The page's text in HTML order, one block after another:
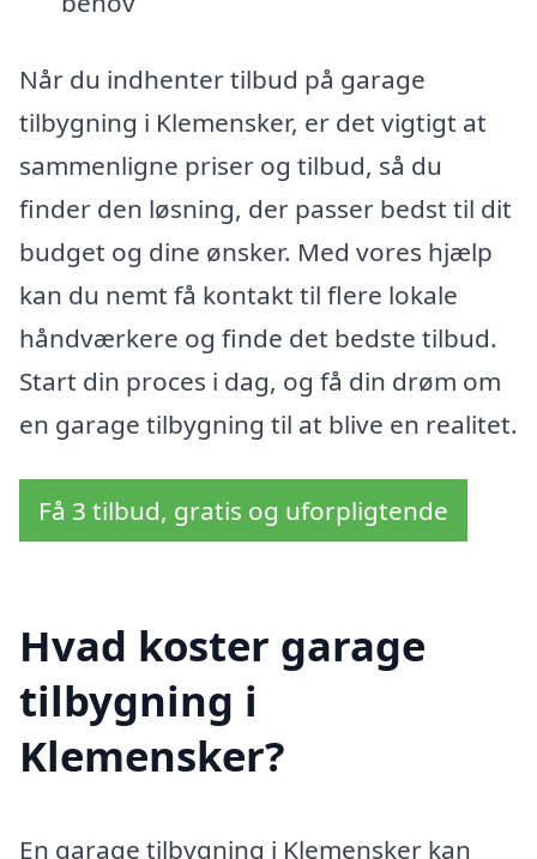
Når du indhenter tilbud på garage
tilbygning i Klemensker, er det vigtigt at
sammenligne priser og tilbud, så du
finder den løsning, der passer bedst til dit
budget og dine ønsker. Med vores hjælp
kan du nemt få kontakt til flere lokale
håndværkere og finde det bedste tilbud.
Start din proces i dag, og få din drøm om
en garage tilbygning til at blive en realitet.
Få 3 tilbud, gratis og uforpligtende
Hvad koster garage
tilbygning i
Klemensker?
En garage tilbygning i Klemensker kan